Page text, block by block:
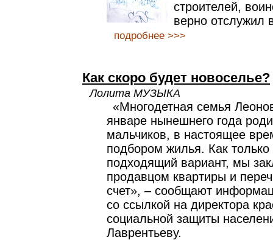
строителей,
верно отслужил
подробнее >>>
Как скоро будет новоселье?
Лолита МУЗЫКА
«Многодетная семья
январе нынешнего года
мальчиков, в настоящее
подбором жилья. Как только
подходящий вариант, мы
продавцом квартиры и
счет», – сообщают
со ссылкой на директора
социальной защиты
Лаврентьеву.